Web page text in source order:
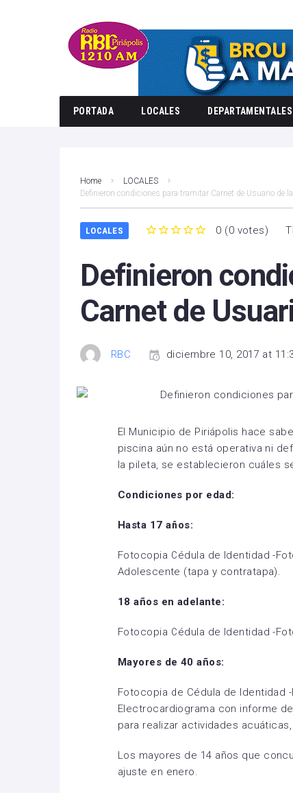
PORTADA LOCALES DEPARTAMENTALES
Home
LOCALES
Definieron condiciones para tramitar Carnet de Usuario de
LOCALES 0 (0 votes)
Definieron
Carnet de
RBC diciembre 10, 2017 at
El Municipio de Piriápolis hace
piscina aún no está operativa ni
la pileta, se establecieron cuáles
Condiciones por edad:
Hasta 17 años:
Fotocopia Cédula de Identidad -
Adolescente (tapa y contratapa).
18 años en adelante:
Fotocopia Cédula de Identidad -
Mayores de 40 años:
Fotocopia de Cédula de Identidad
Electrocardiograma con informe
para realizar actividades
Los mayores de 14 años que
ajuste en enero.